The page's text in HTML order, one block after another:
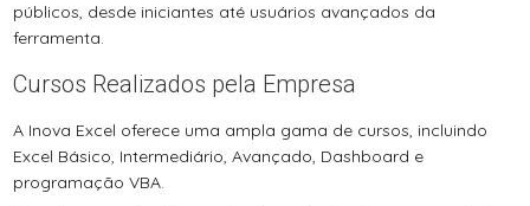
públicos, desde iniciantes até usuários avançados da
ferramenta.
Cursos Realizados pela Empresa
A Inova Excel oferece uma ampla gama de cursos, incluindo
Excel Básico, Intermediário, Avançado, Dashboard e
programação VBA.